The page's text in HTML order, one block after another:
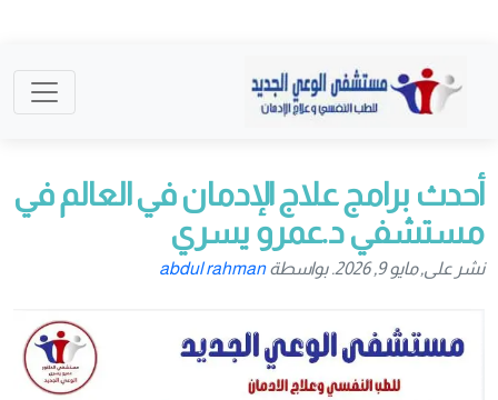
أحدث برامج علاج الإدمان في العالم في
مستشفي د.عمرو يسري
نشر على, مايو 9, 2026. بواسطة abdul rahman